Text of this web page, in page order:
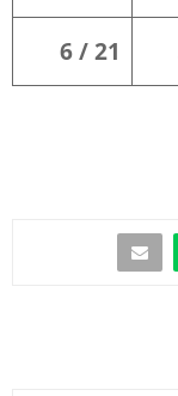
21 / 6